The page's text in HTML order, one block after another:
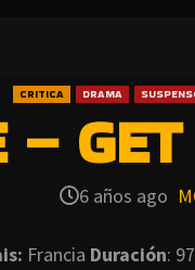
CRITICA DRAMA
–
6 años ago
Francia Duración: